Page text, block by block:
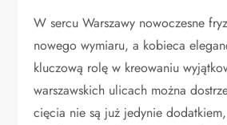
W sercu Warszawy nowoczesne
nowego wymiaru, a kobieca
kluczową rolę w kreowaniu
warszawskich ulicach można
cięcia nie są już jedynie